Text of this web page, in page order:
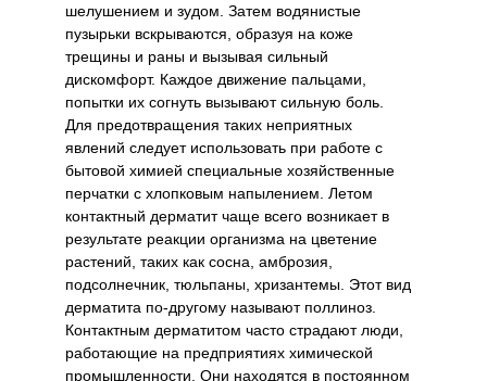
шелушением и зудом. Затем водянистые
пузырьки вскрываются, образуя на коже
трещины и раны и вызывая сильный
дискомфорт. Каждое движение пальцами,
попытки их согнуть вызывают сильную боль.
Для предотвращения таких неприятных
явлений следует использовать при работе с
бытовой химией специальные хозяйственные
перчатки с хлопковым напылением. Летом
контактный дерматит чаще всего возникает в
результате реакции организма на цветение
растений, таких как сосна, амброзия,
подсолнечник, тюльпаны, хризантемы. Этот вид
дерматита по-другому называют поллиноз.
Контактным дерматитом часто страдают люди,
работающие на предприятиях химической
промышленности. Они находятся в постоянном